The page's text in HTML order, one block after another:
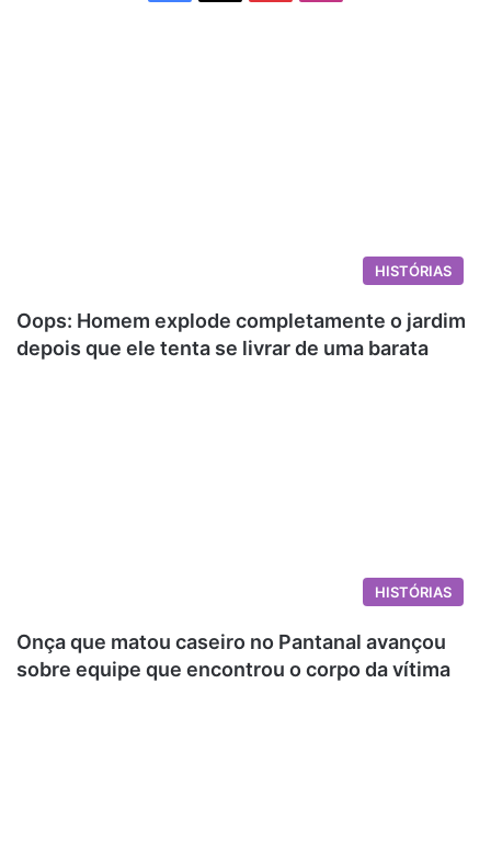
HISTÓRIAS
Oops: Homem explode completamente o jardim
depois que ele tenta se livrar de uma barata
HISTÓRIAS
Onça que matou caseiro no Pantanal avançou
sobre equipe que encontrou o corpo da vítima